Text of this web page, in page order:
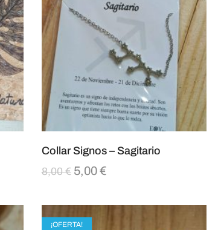
Collar Signos – Sagitario
8,00€ 5,00€
¡OFERTA!